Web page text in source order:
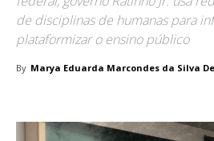
de disciplinas de humanas para
plataformizar o ensino público
By Marya Eduarda Marcondes da Silva